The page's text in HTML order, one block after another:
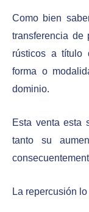
Como bien
transferencia de
rústicos a título
forma o
dominio.
Esta venta esta
tanto su
La repercusión